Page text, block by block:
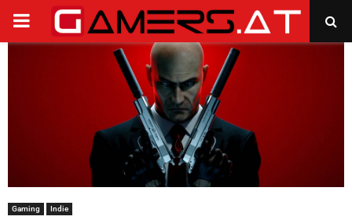
PRIMARY
Gaming Indie